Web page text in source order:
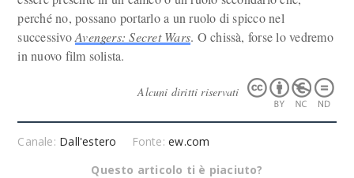
perché no, possano portarlo a un ruolo di spicco nel
successivoAvengers: Secret Wars. O chissà, forse lo vedremo
in nuovo film solista.
Alcuni diritti riservati
Canale: Dall'estero Fonte:ew.com
Questo articolo ti è piaciuto?